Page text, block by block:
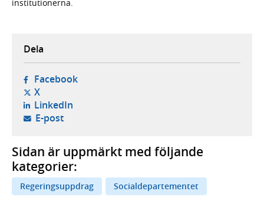
institutionerna.
Dela
Facebook- öppnas i ny flik, extern webbplats,
X- öppnas i ny flik, extern webbplats,
LinkedIn- öppnas i ny flik, extern webbplats,
E-post- öppnar din e-postklient,
Sidan är uppmärkt med följande
kategorier:
Regeringsuppdrag Socialdepartementet